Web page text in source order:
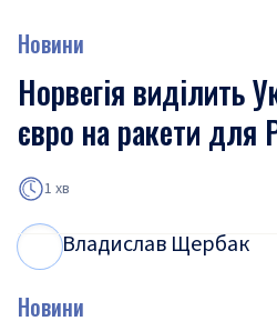
Новини
Норвегія виділить
євро на ракети для
1 хв
Владислав Щербак
Новини